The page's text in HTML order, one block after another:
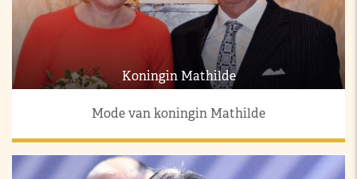
Koningin Mathilde
Mode van koningin Mathilde